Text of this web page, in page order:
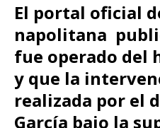
El portal oficial
napolitana
fue operado del
y que la
realizada por el
García bajo la